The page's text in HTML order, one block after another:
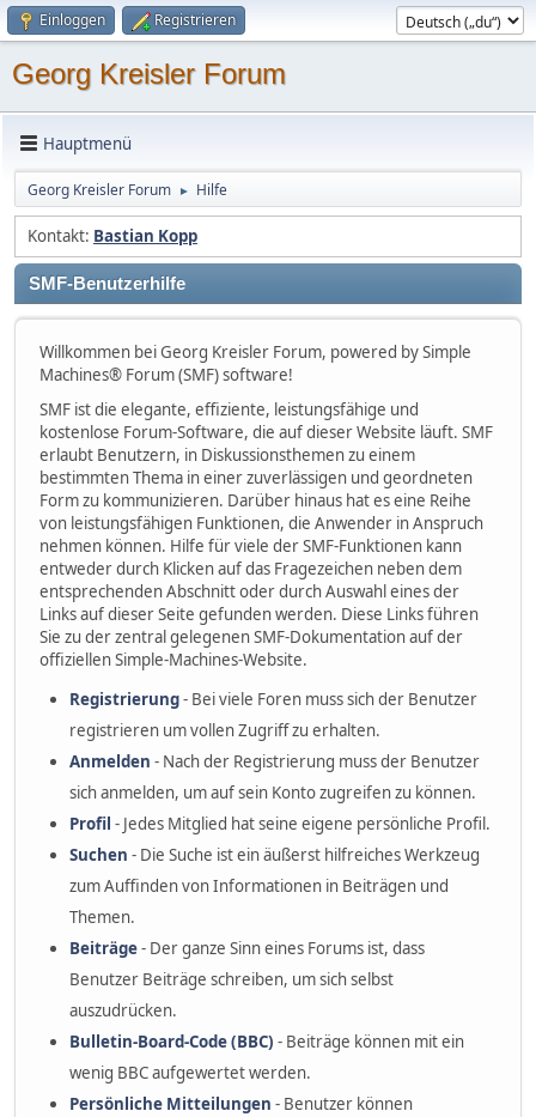
Einloggen Registrieren
Georg Kreisler Forum
Hauptmenü
Georg Kreisler Forum ► Hilfe
Kontakt: Bastian Kopp
SMF-Benutzerhilfe
Willkommen bei Georg Kreisler Forum, powered by Simple
Machines® Forum (SMF) software!
SMF ist die elegante, effiziente, leistungsfähige und
kostenlose Forum-Software, die auf dieser Website läuft. SMF
erlaubt Benutzern, in Diskussionsthemen zu einem
bestimmten Thema in einer zuverlässigen und geordneten
Form zu kommunizieren. Darüber hinaus hat es eine Reihe
von leistungsfähigen Funktionen, die Anwender in Anspruch
nehmen können. Hilfe für viele der SMF-Funktionen kann
entweder durch Klicken auf das Fragezeichen neben dem
entsprechenden Abschnitt oder durch Auswahl eines der
Links auf dieser Seite gefunden werden. Diese Links führen
Sie zu der zentral gelegenen SMF-Dokumentation auf der
offiziellen Simple-Machines-Website.
Registrierung- Bei viele Foren muss sich der Benutzer
registrieren um vollen Zugriff zu erhalten.
Anmelden - Nach der Registrierung muss der Benutzer
sich anmelden, um auf sein Konto zugreifen zu können.
Profil - Jedes Mitglied hat seine eigene persönliche Profil.
Suchen - Die Suche ist ein äußerst hilfreiches Werkzeug
zum Auffinden von Informationen in Beiträgen und
Themen.
Beiträge- Der ganze Sinn eines Forums ist, dass
Benutzer Beiträge schreiben, um sich selbst
auszudrücken.
Bulletin-Board-Code (BBC) - Beiträge können mit ein
wenig BBC aufgewertet werden.
Persönliche Mitteilungen - Benutzer können